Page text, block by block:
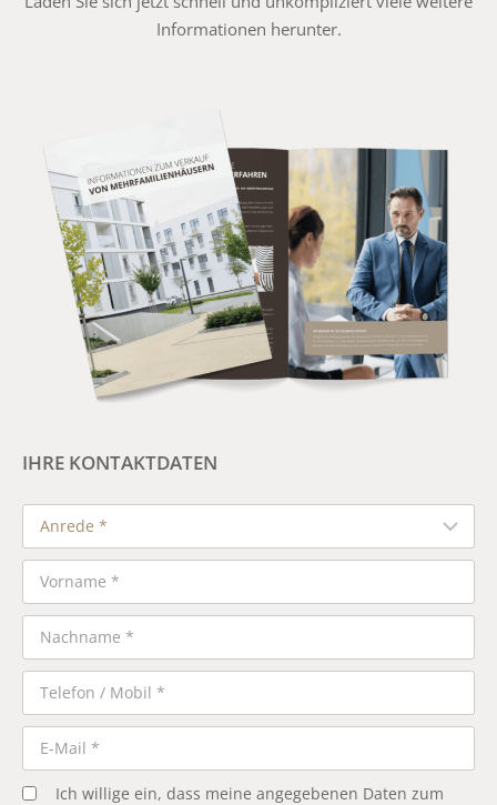
Informationen herunter.
IHRE KONTAKTDATEN
Ich willige ein, dass meine angegebenen Daten zum